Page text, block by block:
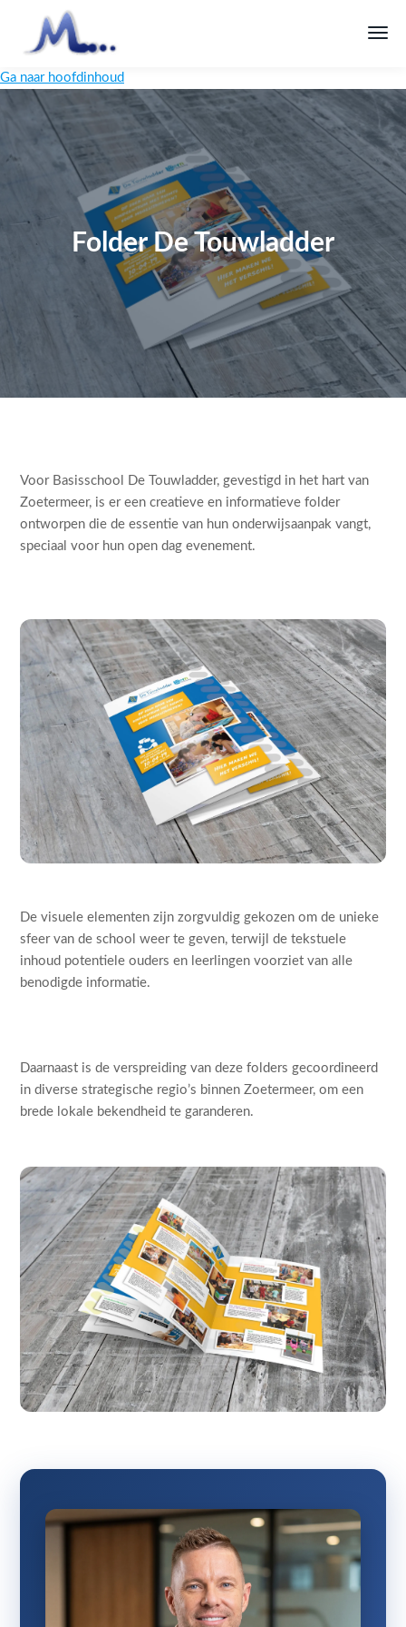
Ga naar hoofdinhoud
Folder De Touwladder
Voor Basisschool De Touwladder, gevestigd in het hart van
Zoetermeer, is er een creatieve en informatieve folder
ontworpen die de essentie van hun onderwijsaanpak vangt,
speciaal voor hun open dag evenement.
De visuele elementen zijn zorgvuldig gekozen om de unieke
sfeer van de school weer te geven, terwijl de tekstuele
inhoud potentiele ouders en leerlingen voorziet van alle
benodigde informatie.
Daarnaast is de verspreiding van deze folders gecoordineerd
in diverse strategische regio’s binnen Zoetermeer, om een
brede lokale bekendheid te garanderen.